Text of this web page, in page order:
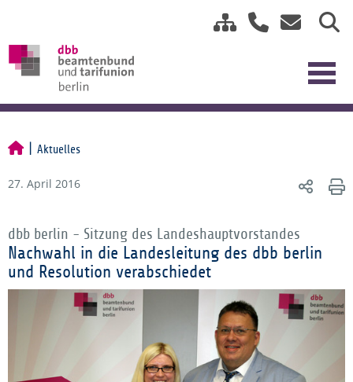
Aktuelles
27. April 2016
dbb berlin - Sitzung des Landeshauptvorstandes
Nachwahl in die Landesleitung des dbb berlin
und Resolution verabschiedet